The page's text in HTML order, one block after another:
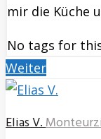
mir die Küche
No tags for
Weiter
Elias V.